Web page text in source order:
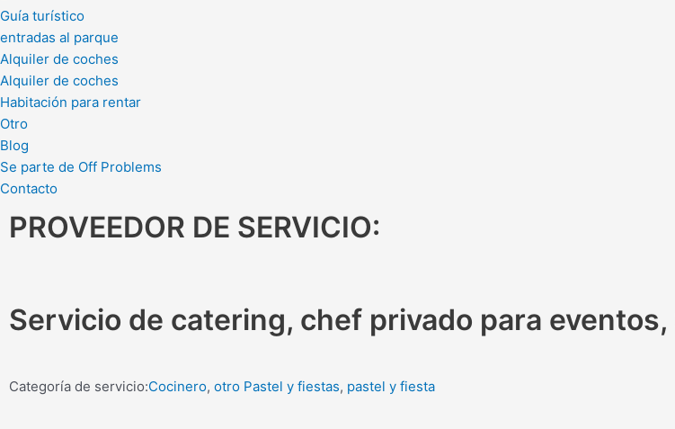
Guía turístico
entradas al parque
Alquiler de coches
Alquiler de coches
Habitación para rentar
Otro
Blog
Se parte de Off Problems
Contacto
PROVEEDOR DE SERVICIO:
Servicio de catering, chef privado para
Categoría de servicio:Cocinero, otro Pastel y fiestas, pastel y fiesta